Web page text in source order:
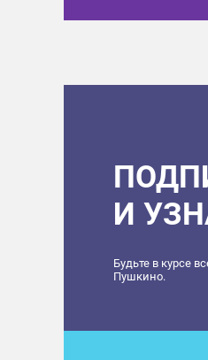
И
Будьте в курсе
Пушкино.